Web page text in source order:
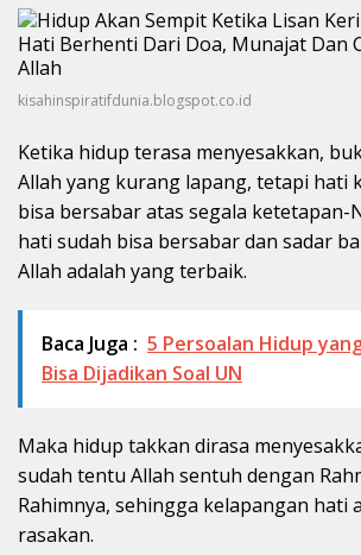
kisahinspiratifdunia.blogspot.co.id
Ketika hidup terasa menyesakkan,
Allah yang kurang lapang, tetapi hati
bisa bersabar atas segala ketetapan-
hati sudah bisa bersabar dan sadar
Allah adalah yang terbaik.
Baca Juga : 5 Persoalan Hidup
Bisa Dijadikan Soal UN
Maka hidup takkan dirasa
sudah tentu Allah sentuh dengan
Rahimnya, sehingga kelapangan hati
rasakan.